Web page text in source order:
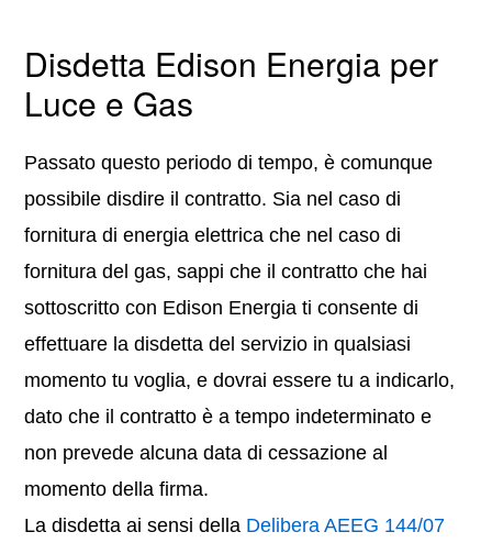
Disdetta Edison Energia per
Luce e Gas
Passato questo periodo di tempo, è comunque
possibile disdire il contratto. Sia nel caso di
fornitura di energia elettrica che nel caso di
fornitura del gas, sappi che il contratto che hai
sottoscritto con Edison Energia ti consente di
effettuare la disdetta del servizio in qualsiasi
momento tu voglia, e dovrai essere tu a indicarlo,
dato che il contratto è a tempo indeterminato e
non prevede alcuna data di cessazione al
momento della firma.
La disdetta ai sensi della Delibera AEEG 144/07